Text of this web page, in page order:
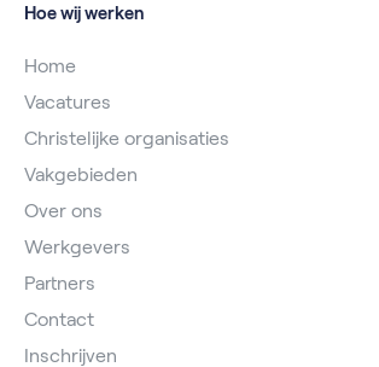
Hoe wij werken
Home
Vacatures
Christelijke organisaties
Vakgebieden
Over ons
Werkgevers
Partners
Contact
Inschrijven